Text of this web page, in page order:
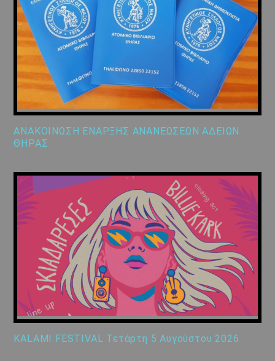
ΑΝΑΚΟΙΝΩΣΗ ΕΝΑΡΞΗΣ ΑΝΑΝΕΩΣΕΩΝ ΑΔΕΙΩΝ
ΘΗΡΑΣ
KALAMI FESTIVAL Τετάρτη 5 Αυγούστου 2026